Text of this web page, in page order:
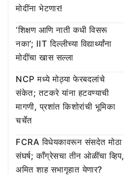
मोदींना भेटणार!
‘शिक्षण आणि नाती कधी विसरू
नका’; IIT दिल्लीच्या विद्यार्थ्यांना
मोदींचा खास सल्ला
NCP मध्ये मोठ्या फेरबदलांचे
संकेत; तटकरे यांना हटवण्याची
मागणी, प्रशांत किशोरांची भूमिका
चर्चेत
FCRA विधेयकावरून संसदेत मोठा
संघर्ष; काँग्रेसचा तीन ओळींचा व्हिप,
अमित शाह सभागृहात येणार?